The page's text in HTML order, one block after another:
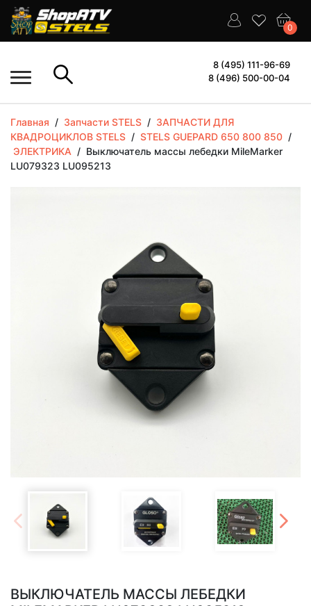
0
8 (495) 111-96-69
8 (496) 500-00-04
Главная / Запчасти STELS / ЗАПЧАСТИ ДЛЯ
КВАДРОЦИКЛОВ STELS / STELS GUEPARD 650 800 850 /
ЭЛЕКТРИКА / Выключатель массы лебедки MileMarker
LU079323 LU095213
ВЫКЛЮЧАТЕЛЬ МАССЫ ЛЕБЕДКИ